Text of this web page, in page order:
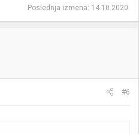
Poslednja izmena: 14.10.2020.
#6